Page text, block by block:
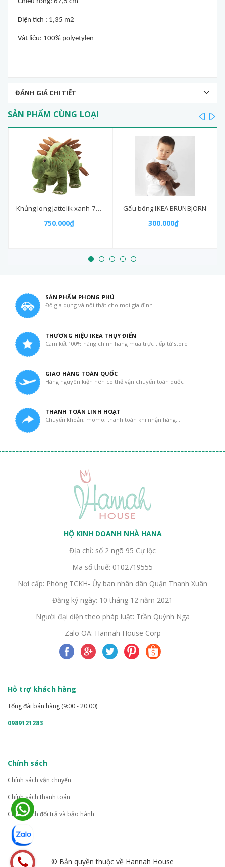
Diện tích : 1,35 m2
Vật liệu: 100% polyetylen
ĐÁNH GIÁ CHI TIẾT
SẢN PHẨM CÙNG LOẠI
Khủng long Jattelik xanh 75cm
750.000₫
Gấu bông IKEA BRUNBJORN
300.000₫
prev
SẢN PHẨM PHONG PHÚ
Đồ gia dụng và nội thất cho mọi gia đình
THƯƠNG HIỆU IKEA THỤY ĐIỂN
Cam kết 100% hàng chính hãng mua trực tiếp từ store
GIAO HÀNG TOÀN QUỐC
Hàng nguyên kiện nên có thể vận chuyển toàn quốc
THANH TOÁN LINH HOẠT
Chuyển khoản, momo, thanh toán khi nhận hàng...
HỘ KINH DOANH NHÀ HANA
Địa chỉ: số 2 ngõ 95 Cự lộc
Mã số thuế: 0102719555
Nơi cấp: Phòng TCKH- Ủy ban nhân dân Quận Thanh Xuân
Đăng ký ngày: 10 tháng 12 năm 2021
Người đại diện theo pháp luật: Trần Quỳnh Nga
Zalo OA: Hannah House Corp
Hỗ trợ khách hàng
Tổng đài bán hàng (9:00 - 20:00)
0989121283
Chính sách
Chính sách vận chuyển
Chính sách thanh toán
Chính sách đổi trả và bảo hành
© Bản quyền thuộc về Hannah House